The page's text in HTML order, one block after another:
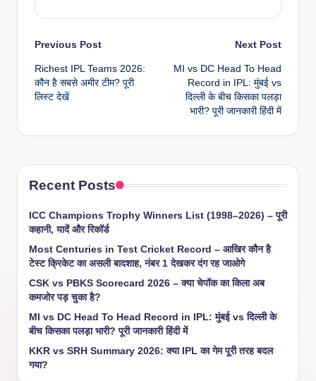
Post
navigation
Previous Post
Richest IPL Teams 2026:
कौन है सबसे अमीर टीम? पूरी
लिस्ट देखें
Next Post
MI vs DC Head To Head
Record in IPL: मुंबई vs
दिल्ली के बीच किसका पलड़ा
भारी? पूरी जानकारी हिंदी में
Recent Posts
ICC Champions Trophy Winners List (1998–2026) – पूरी
कहानी, यादें और रिकॉर्ड
Most Centuries in Test Cricket Record – आखिर कौन है
टेस्ट क्रिकेट का असली बादशाह, नंबर 1 देखकर दंग रह जाओगे
CSK vs PBKS Scorecard 2026 – क्या चेपॉक का किला अब
कमजोर पड़ चुका है?
MI vs DC Head To Head Record in IPL: मुंबई vs दिल्ली के
बीच किसका पलड़ा भारी? पूरी जानकारी हिंदी में
KKR vs SRH Summary 2026: क्या IPL का गेम पूरी तरह बदल
गया?